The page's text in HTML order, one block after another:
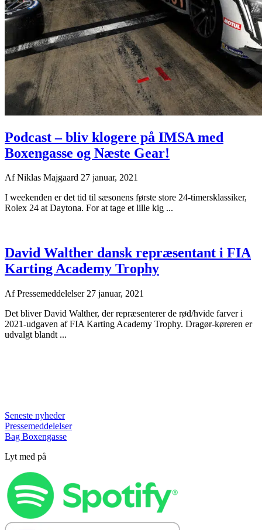
Podcast – bliv klogere på IMSA med
Boxengasse og Næste Gear!
AfNiklas Majgaard 27 januar, 2021
I weekenden er det tid til sæsonens første store 24-timersklassiker,
Rolex 24 at Daytona. For at tage et lille kig ...
David Walther dansk repræsentant i FIA
Karting Academy Trophy
AfPressemeddelelser 27 januar, 2021
Det bliver David Walther, der repræsenterer de rød/hvide farver i
2021-udgaven af FIA Karting Academy Trophy. Dragør-køreren er
udvalgt blandt ...
Seneste nyheder
Pressemeddelelser
Bag Boxengasse
Lyt med på